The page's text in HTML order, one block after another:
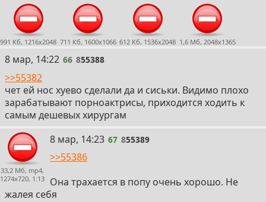
991 Кб, 1216x2048 711 Кб, 1600x1066 612 Кб, 1536x2048 1,6 Мб, 2048x1365
66
8 мар, 14:22 66 855388
>>55382
чет ей нос хуево сделали да и сиськи. Видимо плохо
зарабатывают порноактрисы, приходится ходить к
самым дешевых хирургам
33,2 Мб, mp4,
1274x720, 1:13
67
8 мар, 14:23 67 855389
>>55386
Она трахается в попу очень хорошо. Не
жалея себя